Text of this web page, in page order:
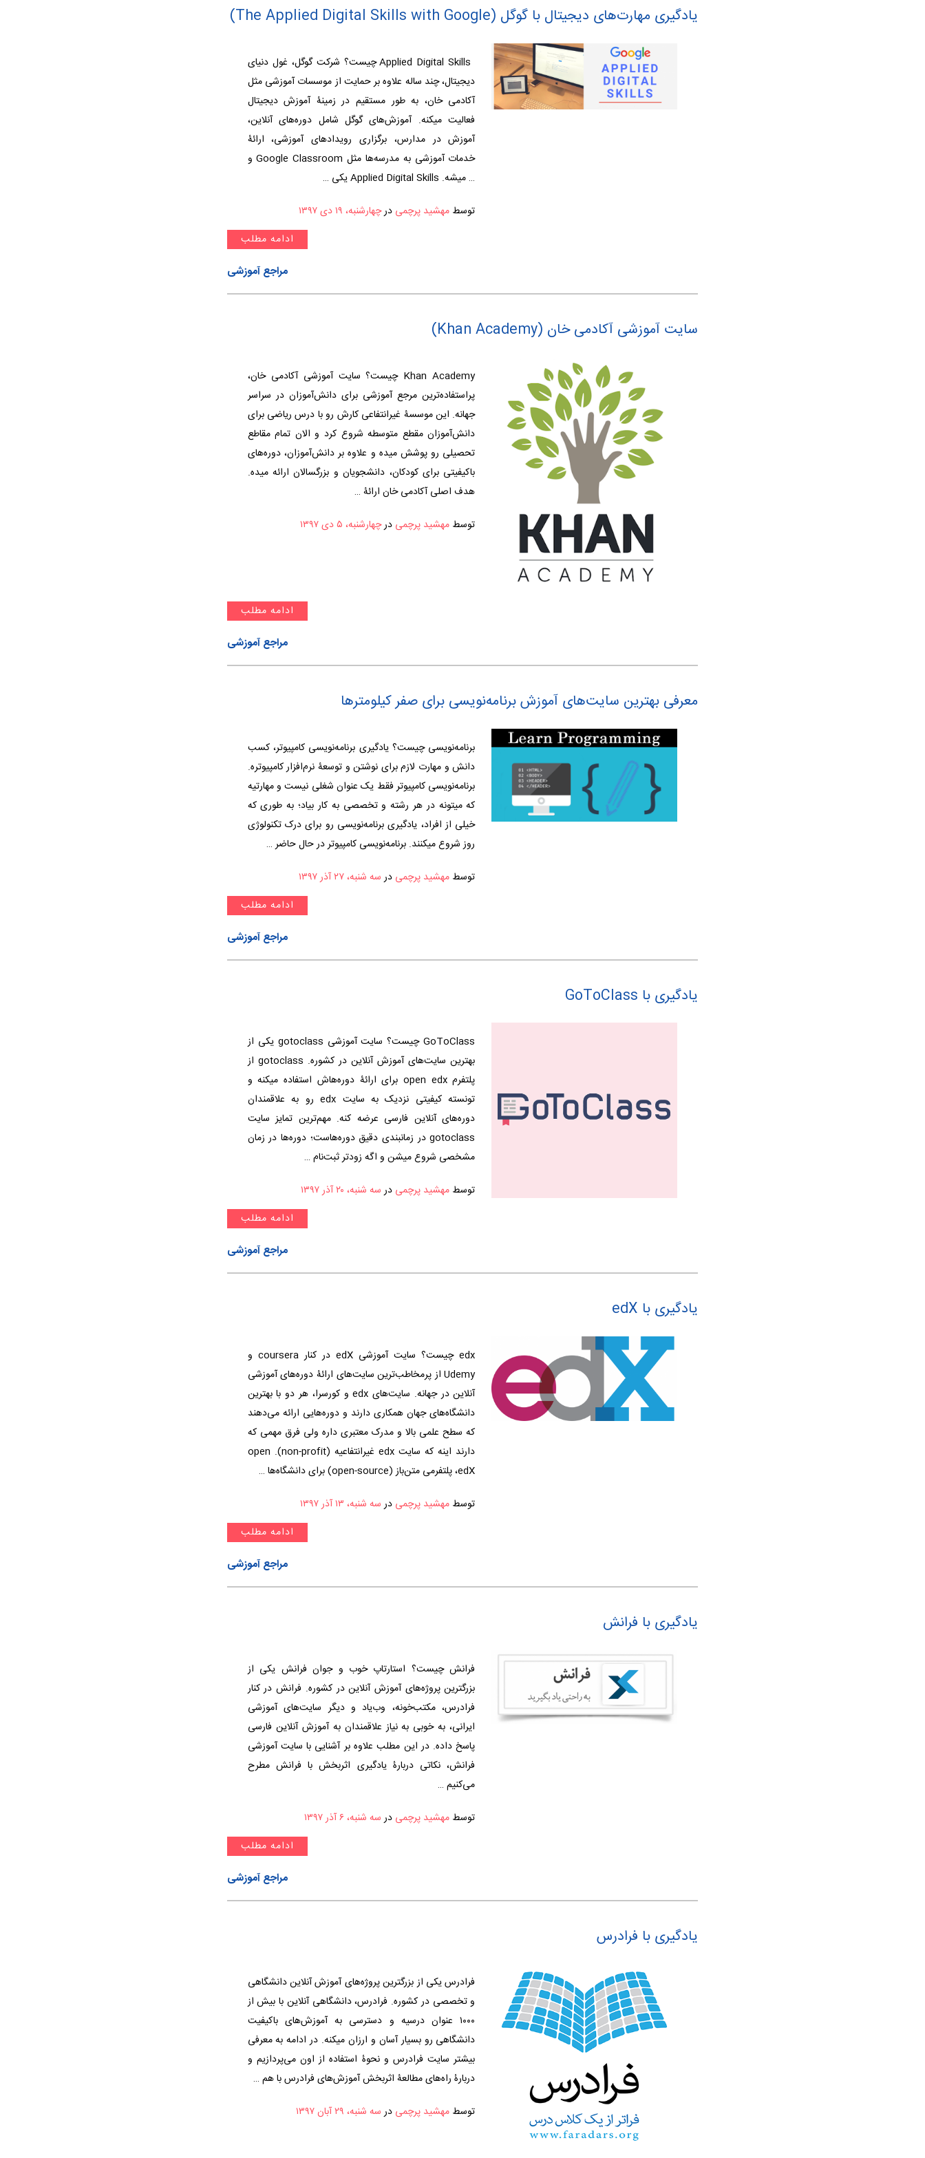
یادگیری مهارت‌های دیجیتال با گوگل (The Applied Digital Skills with Google)
Applied Digital Skills چیست؟ شرکت گوگل، غول دنیای
دیجیتال، چند ساله علاوه بر حمایت از موسسات آموزشی مثل
آکادمی خان، به طور مستقیم در زمینۀ آموزش دیجیتال
فعالیت میکنه. آموزش‌های گوگل شامل دوره‌های آنلاین،
آموزش در مدارس، برگزاری رویدادهای آموزشی، ارائۀ
خدمات آموزشی به مدرسه‌ها مثل Google Classroom و
… میشه. Applied Digital Skills یکی …
توسط مهشید پرچمی درچهارشنبه، ۱۹ دی ۱۳۹۷
ادامه مطلب
مراجع آموزشی
سایت آموزشی آکادمی خان (Khan Academy)
Khan Academy چیست؟ سایت آموزشی آکادمی خان،
پراستفاده‌ترین مرجع آموزشی برای دانش‌آموزان در سراسر
جهانه. این موسسۀ غیرانتفاعی کارش رو با درس ریاضی برای
دانش‌آموزان مقطع متوسطه شروع کرد و الان تمام مقاطع
تحصیلی رو پوشش میده و علاوه بر دانش‌آموزان، دوره‌های
باکیفیتی برای کودکان، دانشجویان و بزرگسالان ارائه میده.
هدف اصلی آکادمی خان ارائۀ …
توسط مهشید پرچمی درچهارشنبه، ۵ دی ۱۳۹۷
ادامه مطلب
مراجع آموزشی
معرفی بهترین سایت‌های آموزش برنامه‌نویسی برای صفر کیلومترها
برنامه‌نویسی چیست؟ یادگیری برنامه‌نویسی کامپیوتر، کسب
دانش و مهارت لازم برای نوشتن و توسعۀ نرم‌افزار کامپیوتره.
برنامه‌نویسی کامپیوتر فقط یک عنوان شغلی نیست و مهارتیه
که میتونه در هر رشته و تخصصی به کار بیاد؛ به طوری که
خیلی از افراد، یادگیری برنامه‌نویسی رو برای درک تکنولوژی
روز شروع میکنند. برنامه‌نویسی کامپیوتر در حال حاضر …
توسط مهشید پرچمی در سه شنبه، ۲۷ آذر ۱۳۹۷
ادامه مطلب
مراجع آموزشی
یادگیری با GoToClass
GoToClass چیست؟ سایت آموزشی gotoclass یکی از
بهترین‌ سایت‌های آموزش آنلاین در کشوره. gotoclass از
پلتفرم open edx برای ارائۀ دوره‌هاش استفاده میکنه و
تونسته کیفیتی نزدیک به سایت edx رو به علاقمندان
دوره‌های آنلاین فارسی‌ عرضه کنه. مهم‌ترین تمایز سایت
gotoclass در زمانبندی دقیق دوره‌هاست؛ دوره‌ها در زمان
مشخصی شروع میشن و اگه زودتر ثبت‌نام …
توسط مهشید پرچمی درسه شنبه، ۲۰ آذر ۱۳۹۷
ادامه مطلب
مراجع آموزشی
یادگیری با edX
edx چیست؟ سایت آموزشی edX در کنار coursera و
Udemy از پرمخاطب‌ترین سایت‌های ارائۀ دوره‌های آموزشی
آنلاین در جهانه. سایت‌های edx و کورسرا، هر دو با بهترین
دانشگاه‌های جهان همکاری دارند و دوره‌هایی ارائه می‌دهند
که سطح علمی بالا و مدرک معتبری داره ولی فرق مهمی که
دارند اینه که سایت edx غیرانتفاعیه (non-profit). open
edX، پلتفرمی متن‌باز (open-source) برای دانشگاه‌ها …
توسط مهشید پرچمی درسه شنبه، ۱۳ آذر ۱۳۹۷
ادامه مطلب
مراجع آموزشی
یادگیری با فرانش
فرانش چیست؟ استارتاپ خوب و جوان فرانش یکی از
بزرگترین پروژه‌های آموزش آنلاین در کشوره. فرانش در کنار
فرادرس، مکتب‌خونه، وب‌یاد و دیگر سایت‌های آموزشی
ایرانی، به خوبی به نیاز علاقمندان به آموزش آنلاین فارسی
پاسخ داده. در این مطلب علاوه بر آشنایی با سایت آموزشی
فرانش، نکاتی دربارۀ یادگیری اثربخش با فرانش مطرح
می‌کنیم …
توسط مهشید پرچمی در سه شنبه، ۶ آذر ۱۳۹۷
ادامه مطلب
مراجع آموزشی
یادگیری با فرادرس
فرادرس یکی از بزرگترین پروژه‌های آموزش آنلاین دانشگاهی
و تخصصی در کشوره. فرادرس، دانشگاهی آنلاین با بیش از
۱۰۰۰ عنوان درسیه و دسترسی به آموزش‌های باکیفیت
دانشگاهی رو بسیار آسان و ارزان میکنه. در ادامه به معرفی
بیشتر سایت فرادرس و نحوۀ استفاده از اون می‌پردازیم و
دربارۀ راه‌های مطالعۀ اثربخش آموزش‌های فرادرس با هم …
توسط مهشید پرچمی درسه شنبه، ۲۹ آبان ۱۳۹۷